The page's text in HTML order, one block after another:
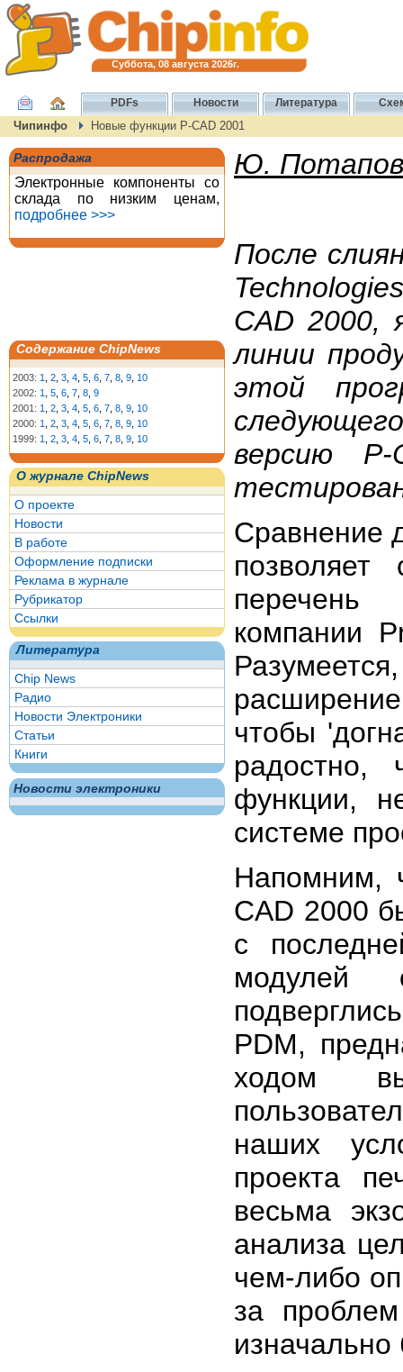
Суббота, 08 августа 2026г.
PDFs Новости Литература
Чипинфо Новые функции P-CAD 2001
Распродажа
Электронные компоненты со
склада по низким ценам,
подробнее >>>
Содержание ChipNews
2003: 1 2 3 4 5 6 7 8 9 10
2002: 1 5 6 7 8 9
2001: 1 2 3 4 5 6 7 8 9 10
2000: 1 2 3 4 5 6 7 8 9 10
1999: 1 2 3 4 5 6 7 8 9 10
О журнале ChipNews
О проекте
Новости
В работе
Оформление подписки
Реклама в журнале
Рубрикатор
Ссылки
Литература
Chip News
Радио
Новости Электроники
Статьи
Книги
Новости электроники
Ю.
После
CAD 2000,
линии
этой
версию
Сравнение
позволяет
перечень
компании
чтобы
функции,
системе
Напомним,
CAD 2000
с
модулей
PDM,
ходом
наших
проекта
весьма
анализа
чем-либо
за